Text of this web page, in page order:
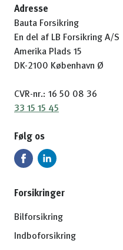
Adresse
Bauta Forsikring
En del af LB Forsikring A/S
Amerika Plads 15
DK-2100 København Ø
CVR-nr.: 16 50 08 36
33 15 15 45
Følg os
Forsikringer
Bilforsikring
Indboforsikring